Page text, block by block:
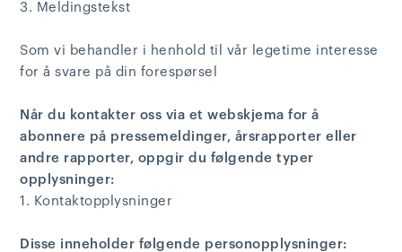
3. Meldingstekst
Som vi behandler i henhold til vår legetime interesse
for å svare på din forespørsel
Når du kontakter oss via et webskjema for å
abonnere på pressemeldinger, årsrapporter eller
andre rapporter, oppgir du følgende typer
opplysninger:
1. Kontaktopplysninger
Disse inneholder følgende personopplysninger: